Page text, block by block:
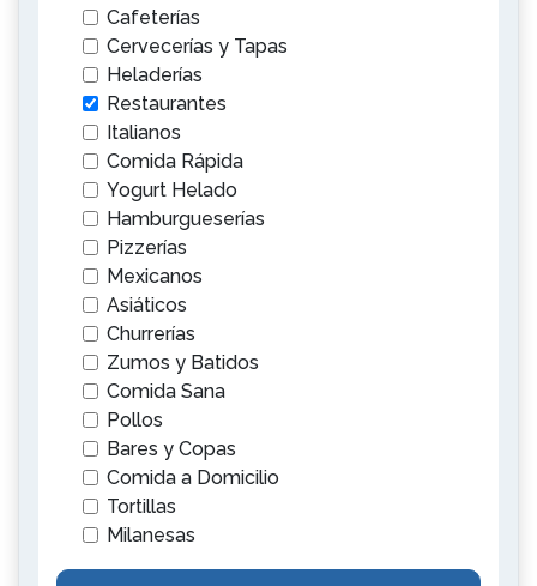
Cafeterías
Cervecerías y Tapas
Heladerías
Restaurantes
Italianos
Comida Rápida
Yogurt Helado
Hamburgueserías
Pizzerías
Mexicanos
Asiáticos
Churrerías
Zumos y Batidos
Comida Sana
Pollos
Bares y Copas
Comida a Domicilio
Tortillas
Milanesas